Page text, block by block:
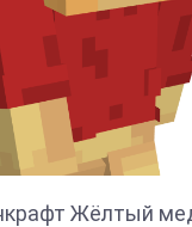
Жёлтый